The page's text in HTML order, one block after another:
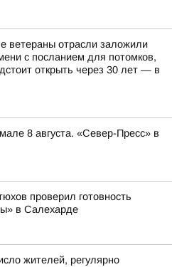
ветераны отрасли заложили
с посланием для потомков,
открыть через 30 лет — в
8 августа. «Север-Пресс» в
проверил готовность
в Салехарде
жителей, регулярно